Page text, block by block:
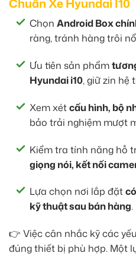
Chọn Android Box
ràng, tránh hàng trôi
Ưu tiên sản phẩm
Hyundai i10, giữ zin hệ
Xem xétcấu hình, bộ
bảo trải nghiệm mượt
Kiểm tra tính năng hỗ
giọng nói, kết nối
Lựa chọn nơi lắp đặt
kỹ thuật sau bán hàng.
👉 Việc cân nhắc kỹ các
đúng thiết bị phù hợp. Một